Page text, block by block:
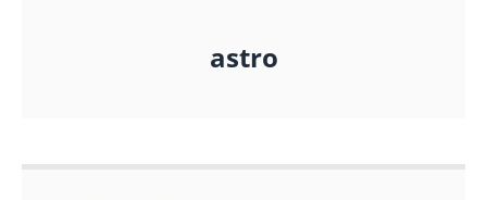
astro